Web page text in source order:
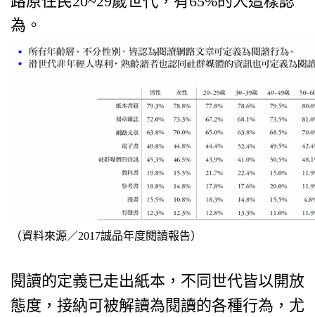
為。
（資料來源／2017誠品年度閱讀報告）
閱讀的定義已走出紙本，不同世代皆以開放
態度，接納可被解讀為閱讀的各種行為，尤